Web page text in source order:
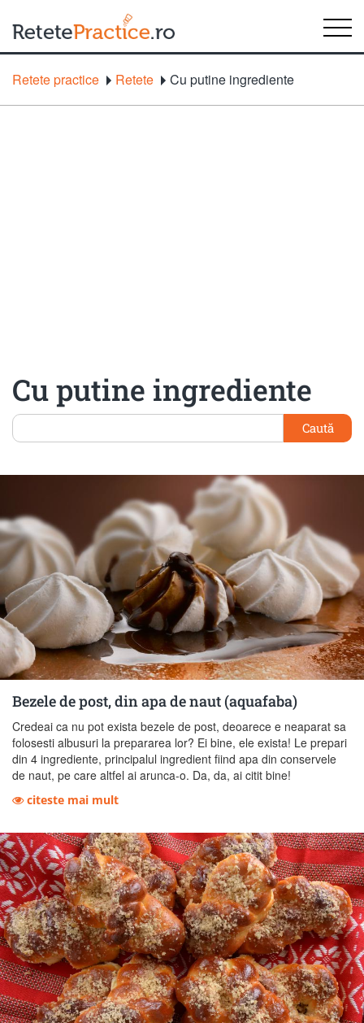
Retete practice Retete Cu putine ingrediente
Cu putine ingrediente
Caută
Bezele de post, din apa de naut (aquafaba)
Credeai ca nu pot exista bezele de post, deoarece e neaparat sa
folosesti albusuri la prepararea lor? Ei bine, ele exista! Le prepari
din 4 ingrediente, principalul ingredient fiind apa din conservele
de naut, pe care altfel ai arunca-o. Da, da, ai citit bine!
citeste mai mult